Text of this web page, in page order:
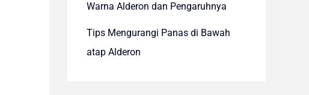
Warna Alderon dan Pengaruhnya
Tips Mengurangi Panas di Bawah
atap Alderon